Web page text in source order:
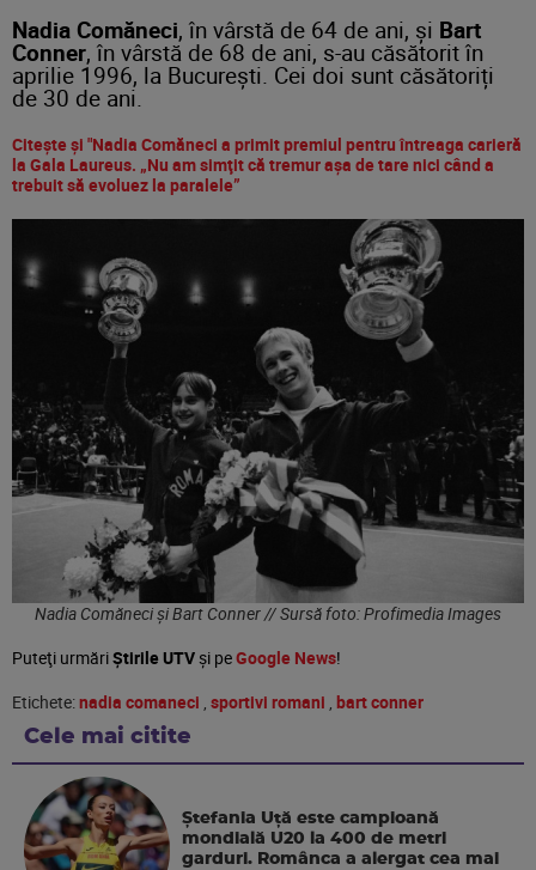
Nadia Comăneci, în vârstă de 64 de ani, și Bart
Conner, în vârstă de 68 de ani, s-au căsătorit în
aprilie 1996, la București. Cei doi sunt căsătoriți
de 30 de ani.
Citește și "Nadia Comăneci a primit premiul pentru întreaga carieră
la Gala Laureus. „Nu am simţit că tremur aşa de tare nici când a
trebuit să evoluez la paralele”
Nadia Comăneci și Bart Conner // Sursă foto: Profimedia Images
Puteţi urmăriȘtirile UTVşi peGoogle News!
Etichete:nadia comaneci , sportivi romani , bart conner
Cele mai citite
Ștefania Uță este campioană
mondială U20 la 400 de metri
garduri. Românca a alergat cea mai